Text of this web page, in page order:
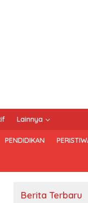
Lainnya
PENDIDIKAN
Berita Terbaru